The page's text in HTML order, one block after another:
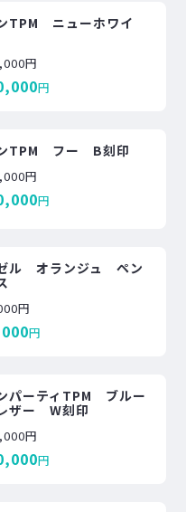
TPM ニューホワイ
円
円
TPM フー B刻印
円
円
ル オランジュ ペン
円
円
パーティTPM ブルー
ザー W刻印
円
円